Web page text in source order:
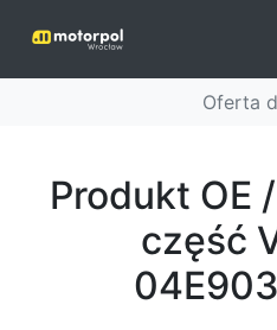
Oferta
Produkt OE
część